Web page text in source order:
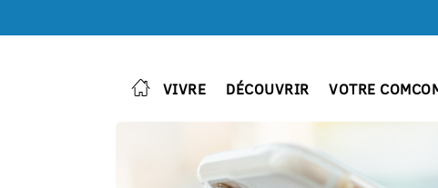
VIVRE DÉCOUVRIR VOTRE